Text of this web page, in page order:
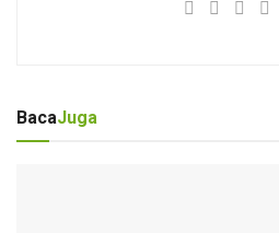
BacaJuga